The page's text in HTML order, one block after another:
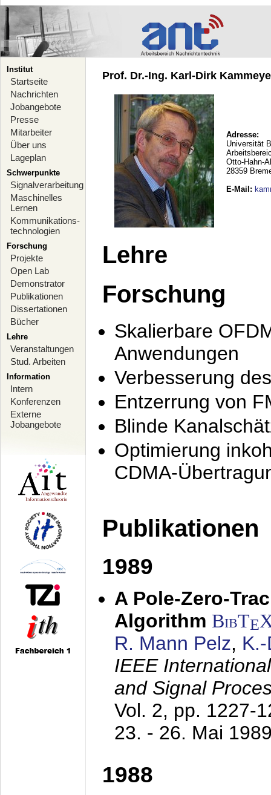
Institut
Startseite
Nachrichten
Jobangebote
Presse
Mitarbeiter
Über uns
Lageplan
Schwerpunkte
Signalverarbeitung
Maschinelles
Lernen
Kommunikations-
technologien
Forschung
Projekte
Open Lab
Demonstrator
Publikationen
Dissertationen
Bücher
Lehre
Veranstaltungen
Stud. Arbeiten
Information
Intern
Konferenzen
Externe
Jobangebote
Prof. Dr.-Ing. Karl-Dirk
Adresse:
Universität
Otto-Hahn-
28359
E-Mail :
Lehre
Forschung
Skalierbare
Anwendungen
Verbesserung
Entzerrung von
Blinde
Optimierung
CDMA-
Publikationen
1989
A Pole-Zero-
Algorithm BibTE
R. Mann Pelz,
IEEE
and Signal
Vol. 2, pp. 1227-
23. - 26. Mai
1988